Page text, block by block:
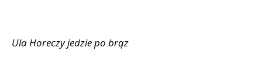
Ula Horeczy jedzie po brąz